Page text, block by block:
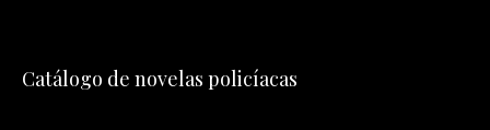
Catálogo de novelas policíacas